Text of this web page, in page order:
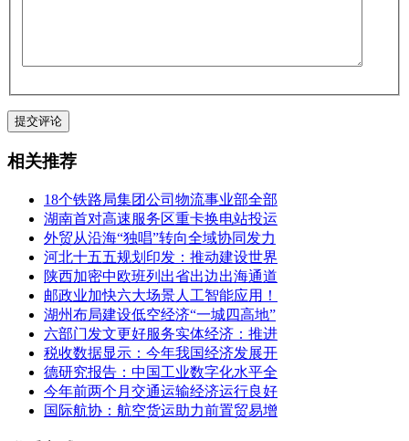
相关推荐
18个铁路局集团公司物流事业部全部
湖南首对高速服务区重卡换电站投运
外贸从沿海“独唱”转向全域协同发力
河北十五五规划印发：推动建设世界
陕西加密中欧班列出省出边出海通道
邮政业加快六大场景人工智能应用！
湖州布局建设低空经济“一城四高地”
六部门发文更好服务实体经济：推进
税收数据显示：今年我国经济发展开
德研究报告：中国工业数字化水平全
今年前两个月交通运输经济运行良好
国际航协：航空货运助力前置贸易增